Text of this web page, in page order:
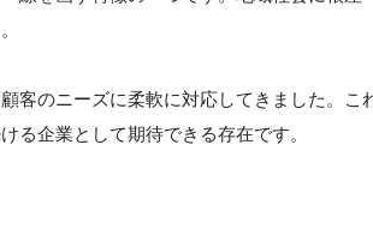
客のニーズに柔軟に対応してきました。こ
る企業として期待できる存在です。